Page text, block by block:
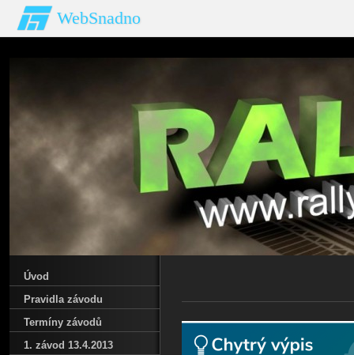
WebSnadno
Úvod
Pravidla závodu
Termíny závodů
1. závod 13.4.2013